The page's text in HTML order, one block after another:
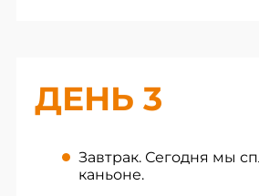
ДЕНЬ 3
Завтрак. Сегодня мы
каньоне.